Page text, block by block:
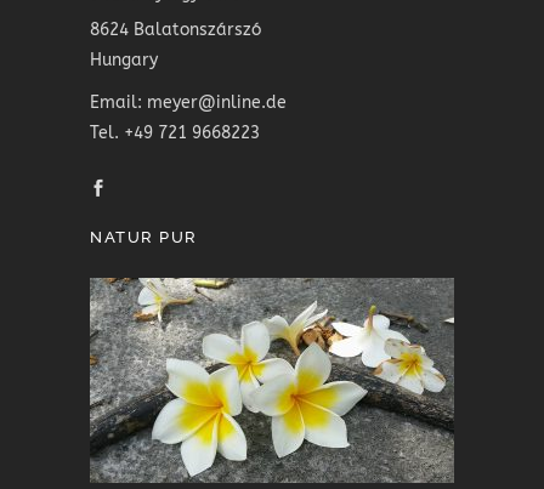
8624 Balatonszárszó
Hungary
Email: meyer@inline.de
Tel. +49 721 9668223
NATUR PUR